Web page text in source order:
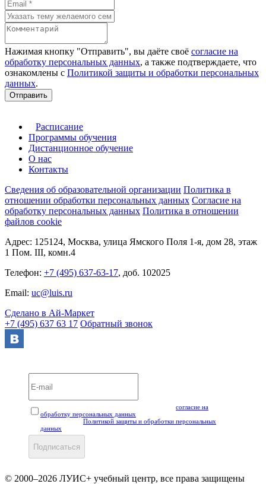
Нажимая кнопку "Отправить", вы даёте своё согласие на
обработку персональных данных, а также подтверждаете, что
ознакомлены с Политикой защиты и обработки персональных
данных.
Отправить
Расписание
Программы обучения
Дистанционное обучение
О нас
Контакты
Сведения об образовательной организации Политика в
отношении обработки персональных данных Согласие на
обработку персональных данных Политика в отношении
файлов cookie
Адрес: 125124, Москва, улица Ямского Поля 1-я, дом 28, этаж
1 Пом. III, комн.4
Телефон: +7 (495) 637-63-17, доб. 102025
Email: uc@luis.ru
Сделано в Ай-Маркет
+7 (495) 637 63 17 Обратный звонок
согласие на
обработку персональных данных
Политикой защиты и обработки персональных
данных
Подписаться
© 2000–2026 ЛУИС+ учебный центр, все права защищены